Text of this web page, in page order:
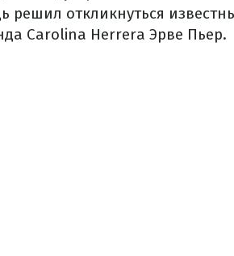
решил откликнуться
Carolina Herrera Эрве Пьер.